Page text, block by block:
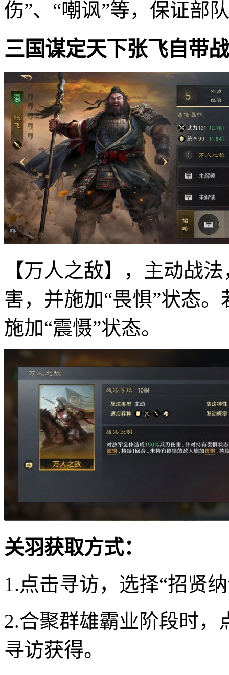
伤”、“嘲讽”等，保证部
三国谋定天下张飞自带
【万人之敌】，主动战
害，并施加“畏惧”状态
施加“震慑”状态。
关羽获取方式：
1.点击寻访，选择“招贤
2.合聚群雄霸业阶段时，
寻访获得。